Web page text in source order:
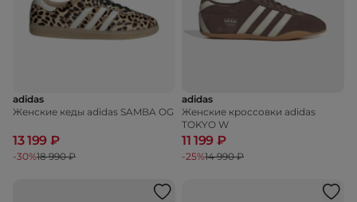
adidas
Женские кеды adidas SAMBA OG
13 199 ₽
-30%18 990 ₽
adidas
Женские кроссовки adidas
TOKYO W
11 199 ₽
-25%14 990 ₽